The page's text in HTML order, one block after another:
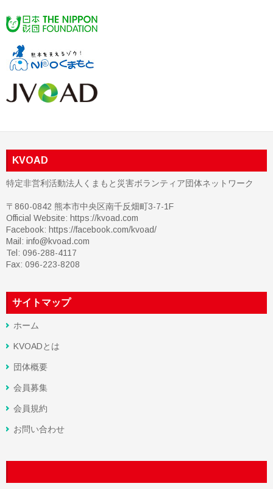
KVOAD
特定非営利活動法人くまもと災害ボランティア団体ネットワーク
〒860-0842 熊本市中央区南千反畑町3-7-1F
Official Website: https://kvoad.com
Facebook: https://facebook.com/kvoad/
Mail: info@kvoad.com
Tel: 096-288-4117
Fax: 096-223-8208
サイトマップ
ホーム
KVOADとは
団体概要
会員募集
会員規約
お問い合わせ